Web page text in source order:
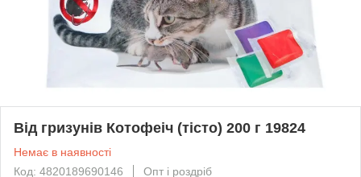
Від гризунів Котофеіч (тісто) 200 г 19824
Немає в наявності
Код: 4820189690146
Опт і роздріб